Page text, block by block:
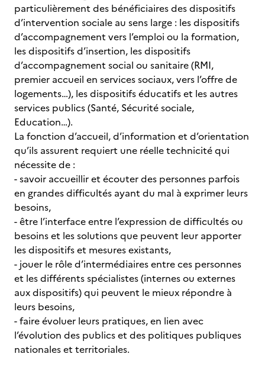
particulièrement des bénéficiaires des dispositifs
d’intervention sociale au sens large : les dispositifs
d’accompagnement vers l’emploi ou la formation,
les dispositifs d’insertion, les dispositifs
d’accompagnement social ou sanitaire (RMI,
premier accueil en services sociaux, vers l’offre de
logements…), les dispositifs éducatifs et les autres
services publics (Santé, Sécurité sociale,
Education…).
La fonction d’accueil, d’information et d’orientation
qu’ils assurent requiert une réelle technicité qui
nécessite de :
- savoir accueillir et écouter des personnes parfois
en grandes difficultés ayant du mal à exprimer leurs
besoins,
- être l’interface entre l’expression de difficultés ou
besoins et les solutions que peuvent leur apporter
les dispositifs et mesures existants,
- jouer le rôle d’intermédiaires entre ces personnes
et les différents spécialistes (internes ou externes
aux dispositifs) qui peuvent le mieux répondre à
leurs besoins,
- faire évoluer leurs pratiques, en lien avec
l’évolution des publics et des politiques publiques
nationales et territoriales.